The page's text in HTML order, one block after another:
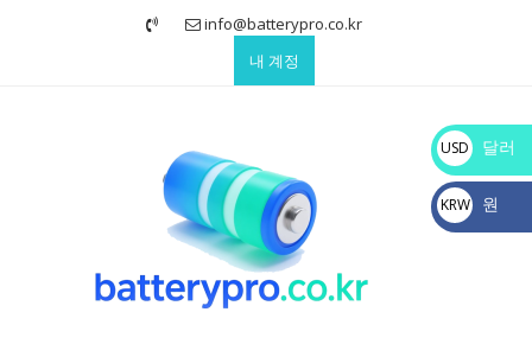
info@batterypro.co.kr
내 계정
USD
$
달러
KRW
₩
원